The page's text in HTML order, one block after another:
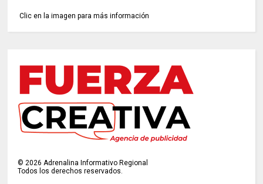
Clic en la imagen para más información
©2026 Adrenalina Informativo Regional
Todos los derechos reservados.